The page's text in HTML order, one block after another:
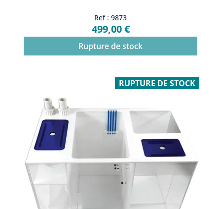
Ref : 9873
499,00 €
Rupture de stock
RUPTURE DE STOCK